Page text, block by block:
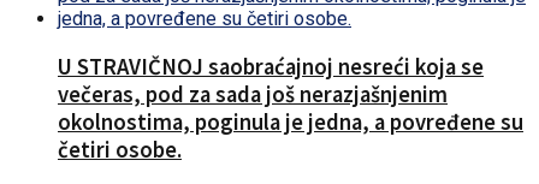
U STRAVIČNOJ saobraćajnoj nesreći koja se
večeras, pod za sada još nerazjašnjenim
okolnostima, poginula je jedna, a povređene su
četiri osobe.